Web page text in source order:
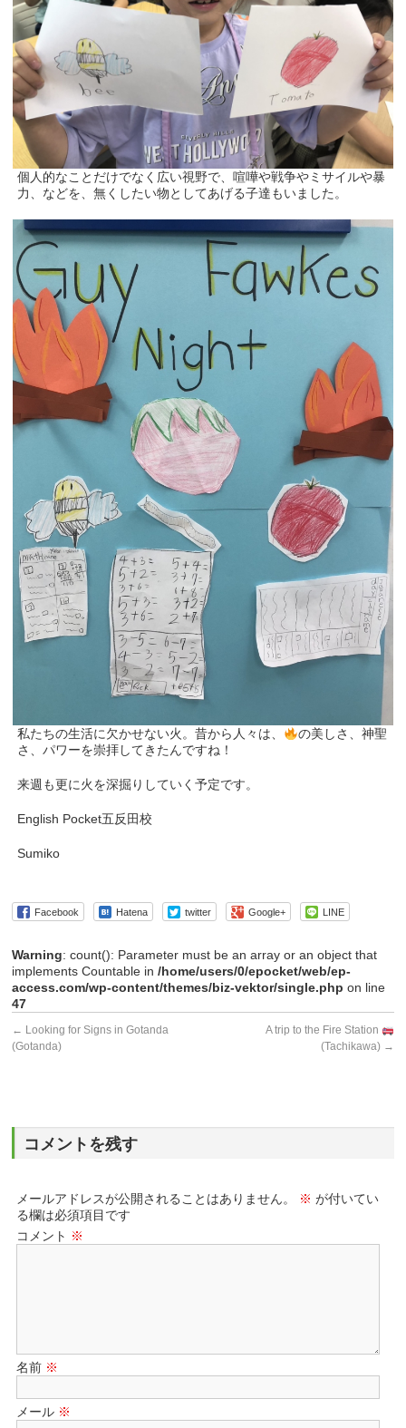
個人的なことだけでなく広い視野で、喧嘩や戦争やミサイルや暴
力、などを、無くしたい物としてあげる子達もいました。
私たちの生活に欠かせない火。昔から人々は、
の美しさ、神聖
さ、パワーを崇拝してきたんですね！
来週も更に火を深掘りしていく予定です。
English Pocket五反田校
Sumiko
Facebook Hatena twitter Google+ LINE
Warning: count(): Parameter must be an array or an object that
implements Countable in/home/users/0/epocket/web/ep-
access.com/wp-content/themes/biz-vektor/single.php on line
47
← Looking for Signs in Gotanda
(Gotanda)
A trip to the Fire Station
(Tachikawa) →
コメントを残す
メールアドレスが公開されることはありません。 ※ が付いてい
る欄は必須項目です
コメント ※
名前 ※
メール ※